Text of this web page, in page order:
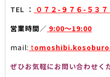
TEL ：
０７２-９７６-５３７
営業時間 ／ 9:00〜19:00
mail: t
ぜひお気軽にお問い合わせく